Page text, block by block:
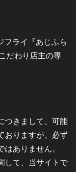
フライ『あじふら
だわり店主の専
つきまして、可能
おりますが、必ず
ありません。
して、当サイトで